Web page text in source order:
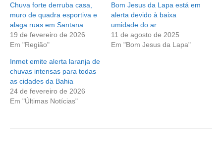
Chuva forte derruba casa,
muro de quadra esportiva e
alaga ruas em Santana
19 de fevereiro de 2026
Em "Região"
Bom Jesus da Lapa está em
alerta devido à baixa
umidade do ar
11 de agosto de 2025
Em "Bom Jesus da Lapa"
Inmet emite alerta laranja de
chuvas intensas para todas
as cidades da Bahia
24 de fevereiro de 2026
Em "Últimas Notícias"